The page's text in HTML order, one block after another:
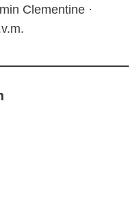
Clementine ·